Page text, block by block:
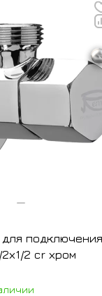
подключения
2 cr хром